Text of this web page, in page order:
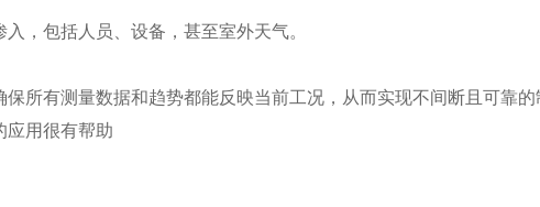
，包括人员、设备，甚至室外天气。
所有测量数据和趋势都能反映当前工况，从而实现不间断且可靠的
应用很有帮助